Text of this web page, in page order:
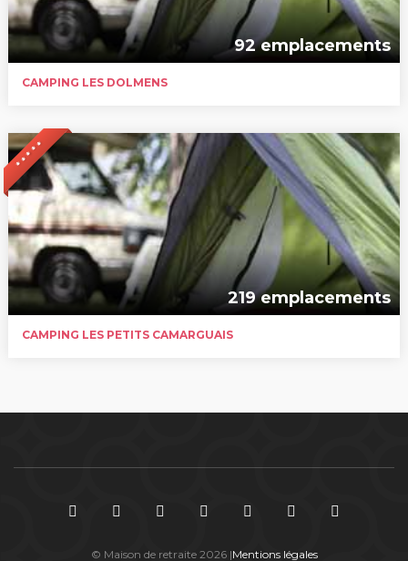
92 emplacements
CAMPING LES DOLMENS
* * * * *
219 emplacements
CAMPING LES PETITS CAMARGUAIS
© Maison de retraite 2026 |Mentions légales